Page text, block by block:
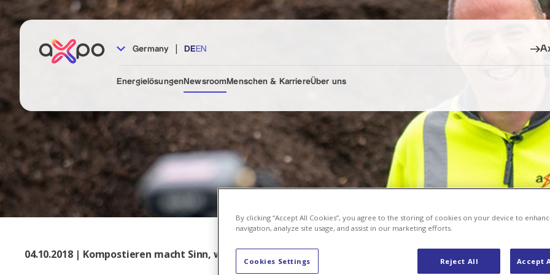
Germany | DE EN
EnergielösungenNewsroom Menschen & KarriereÜber uns
04.10.2018 | Kompostieren macht Sinn, weiss Christian Giezendanner
By clicking “Accept All Cookies”, you agree to the storing of cookies on your device to
navigation, analyze site usage, and assist in our marketing efforts.
Reject All Accept
Cookies Settings